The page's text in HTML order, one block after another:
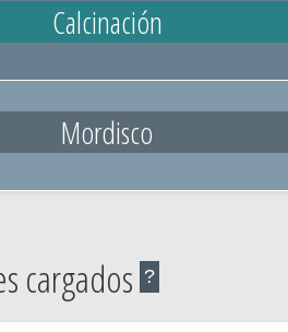
Calcinación
Mordisco
cargados ?